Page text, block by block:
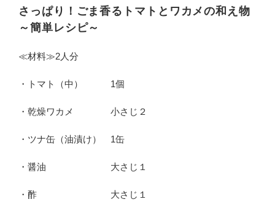
さっぱり！ごま香るトマトとワカメの和え物
～簡単レシピ～
≪材料≫2人分
・トマト（中） 1個
・乾燥ワカメ 小さじ２
・ツナ缶（油漬け） 1缶
・醤油 大さじ１
・酢 大さじ１